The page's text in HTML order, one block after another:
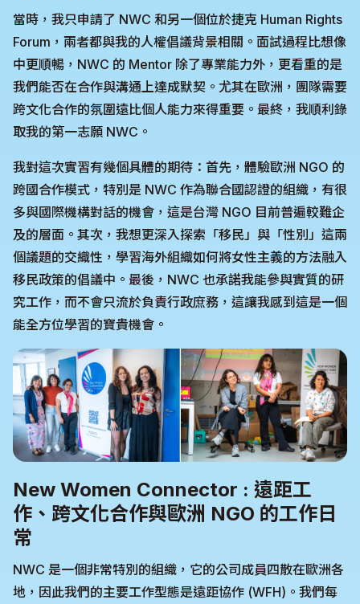
當時，我只申請了 NWC 和另一個位於捷克 Human Rights
Forum，兩者都與我的人權倡議背景相關。面試過程比想像
中更順暢，NWC 的 Mentor 除了專業能力外，更看重的是
我們能否在合作與溝通上達成默契。尤其在歐洲，團隊需要
跨文化合作的氛圍遠比個人能力來得重要。最終，我順利錄
取我的第一志願 NWC。
我對這次實習有幾個具體的期待：首先，體驗歐洲 NGO 的
跨國合作模式，特別是 NWC 作為聯合國認證的組織，有很
多與國際機構對話的機會，這是台灣 NGO 目前普遍較難企
及的層面。其次，我想更深入探索「移民」與「性別」這兩
個議題的交織性，學習海外組織如何將女性主義的方法融入
移民政策的倡議中。最後，NWC 也承諾我能參與實質的研
究工作，而不會只流於負責行政庶務，這讓我感到這是一個
能全方位學習的寶貴機會。
New Women Connector : 遠距工
作、跨文化合作與歐洲 NGO 的工作日
常
NWC 是一個非常特別的組織，它的公司成員四散在歐洲各
地，因此我們的主要工作型態是遠距協作 (WFH)。我們每